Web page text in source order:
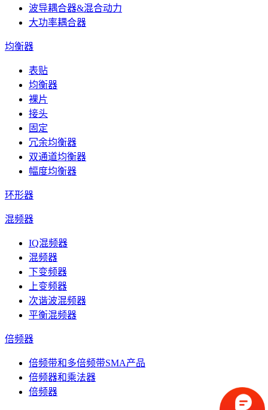
波导耦合器&混合动力
大功率耦合器
均衡器
表贴
均衡器
裸片
接头
固定
冗余均衡器
双通道均衡器
幅度均衡器
环形器
混频器
IQ混频器
混频器
下变频器
上变频器
次谐波混频器
平衡混频器
倍频器
倍频带和多倍频带SMA产品
倍频器和乘法器
倍频器